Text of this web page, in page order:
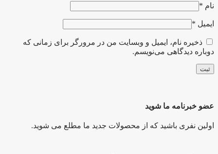
نام *
ایمیل *
ذخیره نام، ایمیل و وبسایت من در مرورگر برای زمانی که
دوباره دیدگاهی می‌نویسم.
عضو خبرنامه ما شوید
اولین نفری باشید که از محصولات جدید ما مطلع می شوید.